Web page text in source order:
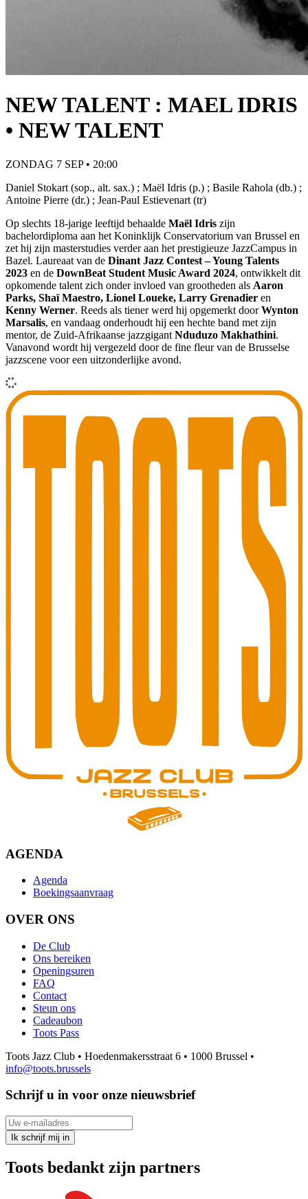
NEW TALENT : MAEL IDRIS
• NEW TALENT
ZONDAG 7 SEP • 20:00
Daniel Stokart (sop., alt. sax.) ; Maël Idris (p.) ; Basile Rahola (db.) ;
Antoine Pierre (dr.) ; Jean-Paul Estievenart (tr)
Op slechts 18-jarige leeftijd behaalde Maël Idris zijn
bachelordiploma aan het Koninklijk Conservatorium van Brussel en
zet hij zijn masterstudies verder aan het prestigieuze JazzCampus in
Bazel. Laureaat van de Dinant Jazz Contest – Young Talents
2023 en de DownBeat Student Music Award 2024, ontwikkelt dit
opkomende talent zich onder invloed van grootheden als Aaron
Parks, Shaï Maestro, Lionel Loueke, Larry Grenadier en
Kenny Werner. Reeds als tiener werd hij opgemerkt doorWynton
Marsalis, en vandaag onderhoudt hij een hechte band met zijn
mentor, de Zuid-Afrikaanse jazzgigant Nduduzo Makhathini.
Vanavond wordt hij vergezeld door de fine fleur van de Brusselse
jazzscene voor een uitzonderlijke avond.
AGENDA
Agenda
Boekingsaanvraag
OVER ONS
De Club
Ons bereiken
Openingsuren
FAQ
Contact
Steun ons
Cadeaubon
Toots Pass
Toots Jazz Club • Hoedenmakersstraat 6 • 1000 Brussel •
info@toots.brussels
Schrijf u in voor onze nieuwsbrief
Uw e-mailadres
Ik schrijf mij in
Toots bedankt zijn partners